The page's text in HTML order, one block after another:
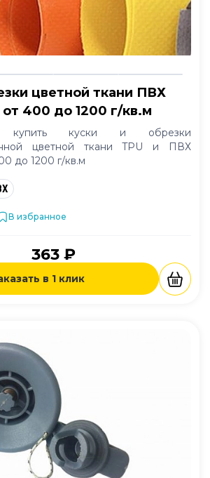
цветной ткани ПВХ
400 до 1200 г/кв.м
куски и обрезки
цветной ткани TPU и ПВХ
до 1200 г/кв.м
В избранное
363 ₽
в 1 клик